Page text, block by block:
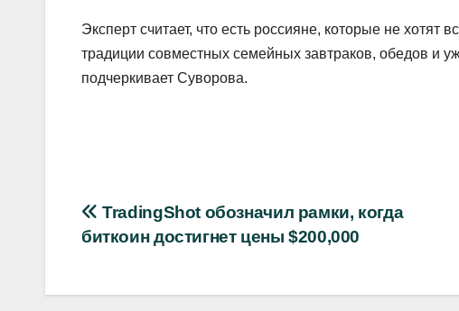
Эксперт считает, что есть россияне, которые не хотят
традиции совместных семейных завтраков, обедов и
подчеркивает Суворова.
Навигация
записям
TradingShot обозначил рамки, когда
биткоин достигнет цены $200,000